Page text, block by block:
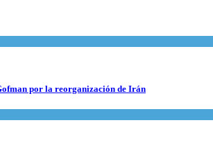
por la reorganización de Irán